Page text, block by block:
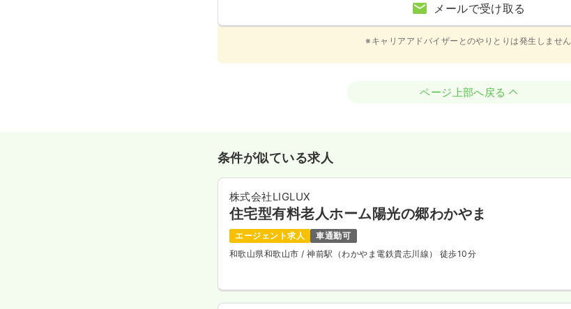
メールで受け取る
※キャリアアドバイザーとのやりとりは発生しません
ページ上部へ戻る
条件が似ている求人
株式会社LIGLUX
住宅型有料老人ホーム陽光の郷わかやま
エージェント求人
車通勤可
和歌山県和歌山市/ 神前駅（わかやま電鉄貴志川線） 徒歩10分